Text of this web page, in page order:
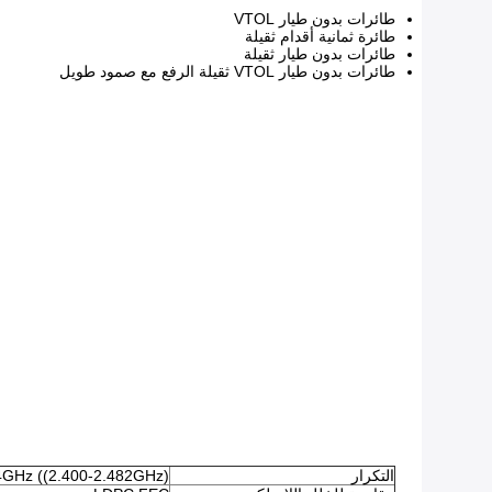
طائرات بدون طيار VTOL
طائرة ثمانية أقدام ثقيلة
طائرات بدون طيار ثقيلة
طائرات بدون طيار VTOL ثقيلة الرفع مع صمود طويل
التكرار
((2.400-2.482GHz)